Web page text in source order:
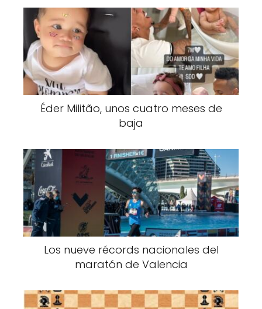
Éder Militão, unos cuatro meses de
baja
Los nueve récords nacionales del
maratón de Valencia